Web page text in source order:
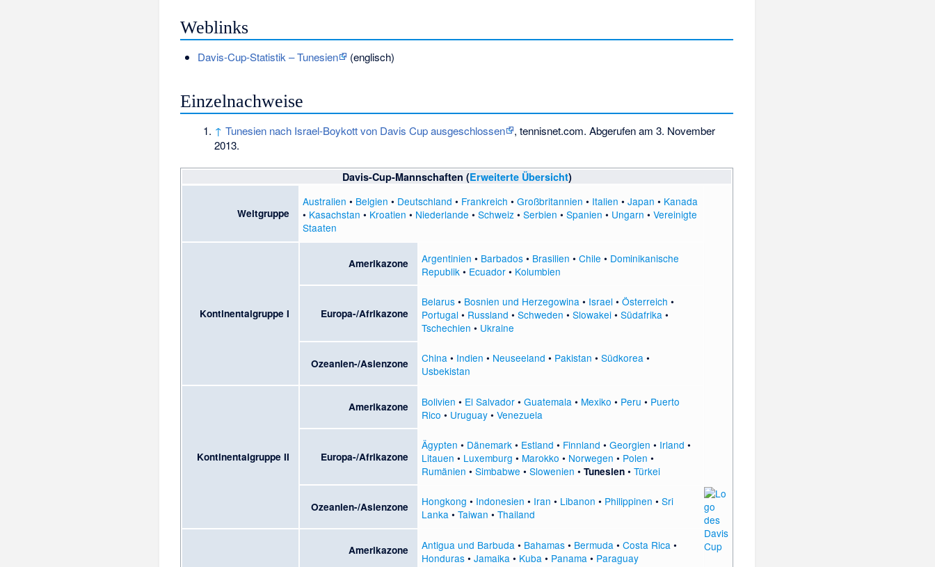
Weblinks
Davis-Cup-Statistik – Tunesien (englisch)
Einzelnachweise
↑ Tunesien nach Israel-Boykott von Davis Cup ausgeschlossen
, tennisnet.com. Abgerufen am 3. November
2013.
Davis-Cup-Mannschaften (Erweiterte Übersicht)
Weltgruppe
Australien • Belgien • Deutschland • Frankreich • Großbritannien • Italien • Japan • Kanada
• Kasachstan • Kroatien • Niederlande • Schweiz • Serbien • Spanien • Ungarn • Vereinigte
Staaten
Kontinentalgruppe I
Amerikazone Argentinien • Barbados• Brasilien • Chile • Dominikanische
Republik• Ecuador• Kolumbien
Europa-/Afrikazone
Belarus• Bosnien und Herzegowina • Israel • Österreich •
Portugal • Russland • Schweden • Slowakei• Südafrika •
Tschechien • Ukraine
Ozeanien-/Asienzone China • Indien • Neuseeland • Pakistan • Südkorea •
Usbekistan
Kontinentalgruppe II
Amerikazone Bolivien • El Salvador• Guatemala • Mexiko • Peru • Puerto
Rico • Uruguay• Venezuela
Europa-/Afrikazone
Ägypten • Dänemark• Estland • Finnland • Georgien • Irland •
Litauen • Luxemburg • Marokko • Norwegen • Polen •
Rumänien • Simbabwe • Slowenien • Tunesien• Türkei
Ozeanien-/Asienzone Hongkong • Indonesien • Iran • Libanon • Philippinen • Sri
Lanka • Taiwan • Thailand
Amerikazone Antigua und Barbuda • Bahamas• Bermuda • Costa Rica •
Honduras• Jamaika • Kuba • Panama • Paraguay